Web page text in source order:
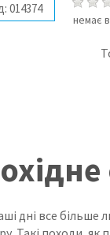
014374
немає
дні все більше